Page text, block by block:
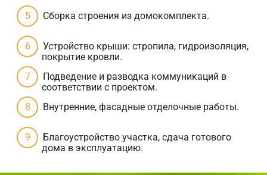
Сборка строения из домокомплекта.
Устройство крыши: стропила, гидроизоляция,
покрытие кровли.
Подведение и разводка коммуникаций в
соответствии с проектом.
Внутренние, фасадные отделочные работы.
Благоустройство участка, сдача готового
дома в эксплуатацию.